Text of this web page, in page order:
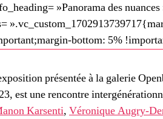
»Panorama des nuances
bottom: 5%
présentée à la galerie
est une rencontre
Karsenti, Véronique Augry-